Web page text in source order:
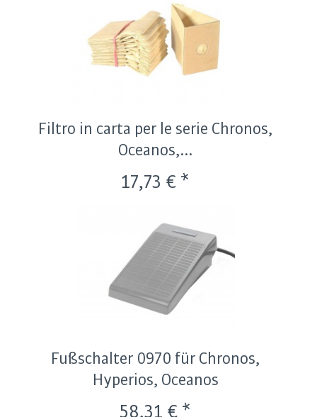
Filtro in carta per le serie Chronos,
Oceanos,...
17,73 € *
Fußschalter 0970 für Chronos,
Hyperios, Oceanos
58,31 € *